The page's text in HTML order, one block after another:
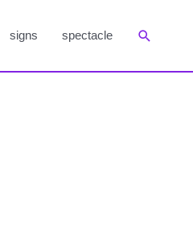
signs spectacle Suchen